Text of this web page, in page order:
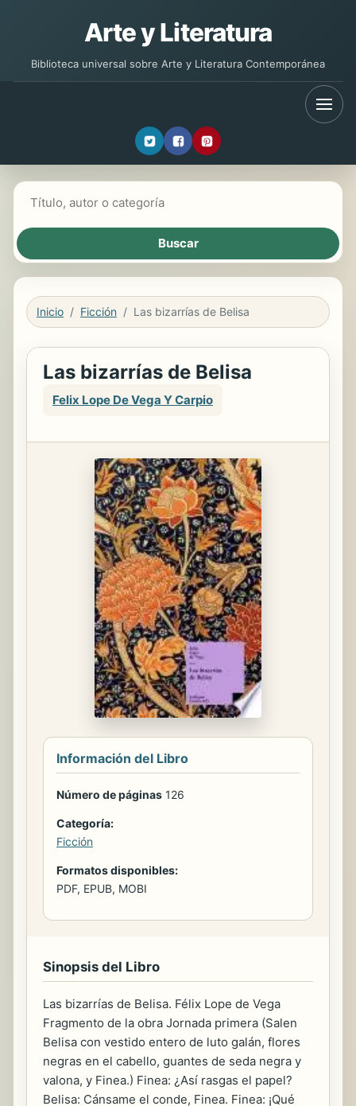
Arte y Literatura
Biblioteca universal sobre Arte y Literatura Contemporánea
Inicio Ficción Las bizarrías de Belisa
Las bizarrías de Belisa
Felix Lope De Vega Y Carpio
Información del Libro
Número de páginas 126
Categoría:
Ficción
Formatos disponibles:
PDF, EPUB, MOBI
Sinopsis del Libro
Las bizarrías de Belisa. Félix Lope de Vega
Fragmento de la obra Jornada primera (Salen
Belisa con vestido entero de luto galán, flores
negras en el cabello, guantes de seda negra y
valona, y Finea.) Finea: ¿Así rasgas el papel?
Belisa: Cánsame el conde, Finea. Finea: ¡Qué